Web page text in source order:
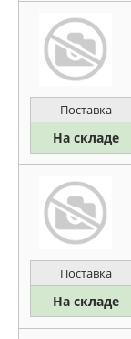
Поставка
На складе
Поставка
На складе